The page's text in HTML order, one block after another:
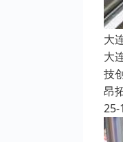
大
大
技
昂
25-